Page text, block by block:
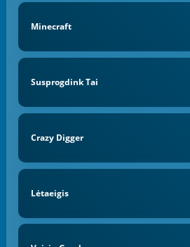
Minecraft
Susprogdink Tai
Crazy Digger
Lėtaeigis